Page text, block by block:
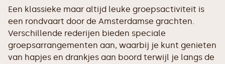
Een klassieke maar altijd leuke groepsactiviteit is
een rondvaart door de Amsterdamse grachten.
Verschillende rederijen bieden speciale
groepsarrangementen aan, waarbij je kunt genieten
van hapjes en drankjes aan boord terwijl je langs de